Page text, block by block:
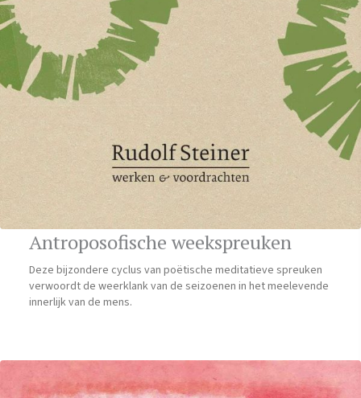
Antroposofische weekspreuken
Deze bijzondere cyclus van poëtische meditatieve spreuken
verwoordt de weerklank van de seizoenen in het meelevende
innerlijk van de mens.